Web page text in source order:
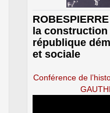
la construction
république
et sociale
Conférence de